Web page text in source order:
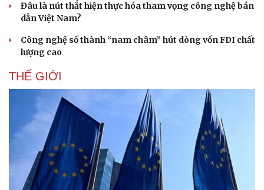
Đâu là nút thắt hiện thực hóa tham vọng công nghệ bán
dẫn Việt Nam?
Công nghệ số thành “nam châm” hút dòng vốn FDI chất
lượng cao
THẾ GIỚI